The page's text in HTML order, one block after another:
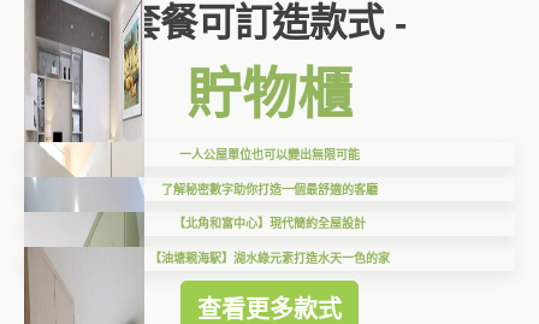
套餐可訂造款式 -
貯物櫃
一人公屋單位也可以變出無限可能
了解秘密數字助你打造一個最舒適的客廳
【北角和富中心】現代簡約全屋設計
【油塘親海駅】湖水綠元素打造水天一色的家
查看更多款式